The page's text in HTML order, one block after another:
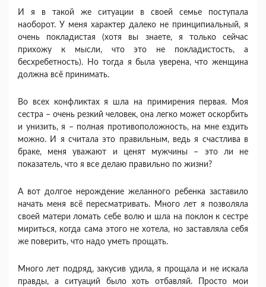
И я в такой же ситуации в своей семье поступала
наоборот. У меня характер далеко не принципиальный, я
очень покладистая (хотя вы знаете, я только сейчас
прихожу к мысли, что это не покладистость, а
бесхребетность). Но тогда я была уверена, что женщина
должна всё принимать.
Во всех конфликтах я шла на примирения первая. Моя
сестра – очень резкий человек, она легко может оскорбить
и унизить, я – полная противоположность, на мне ездить
можно. И я считала это правильным, ведь я счастлива в
браке, меня уважают и ценят мужчины – это ли не
показатель, что я все делаю правильно по жизни?
А вот долгое нерождение желанного ребенка заставило
начать меня всё пересматривать. Много лет я позволяла
своей матери ломать себе волю и шла на поклон к сестре
мириться, когда сама этого не хотела, но заставляла себя
же поверить, что надо уметь прощать.
Много лет подряд, закусив удила, я прощала и не искала
правды, а ситуаций было хоть отбавляй. Просто мои